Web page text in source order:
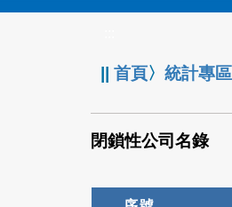
||首頁〉統計專區
閉鎖性公司名錄